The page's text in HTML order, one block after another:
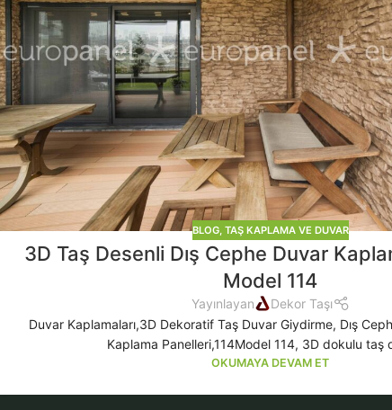
BLOG, TAŞ KAPLAMA VE DUVAR
3D Taş Desenli Dış Cephe Duvar
Model 114
Yayınlayan
Dekor Taşı
Duvar Kaplamaları,3D Dekoratif Taş Duvar Giydirme, Dış
Kaplama Panelleri,114Model 114, 3D dokulu taş
OKUMAYA DEVAM ET